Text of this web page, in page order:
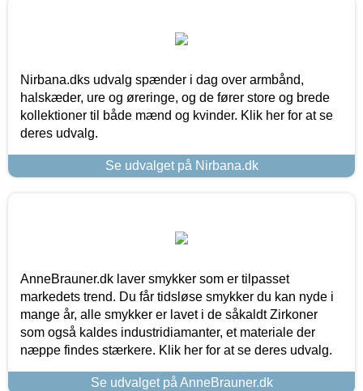
Nirbana.dks udvalg spænder i dag over armbånd,
halskæder, ure og øreringe, og de fører store og brede
kollektioner til både mænd og kvinder. Klik her for at se
deres udvalg.
Se udvalget på Nirbana.dk
AnneBrauner.dk laver smykker som er tilpasset
markedets trend. Du får tidsløse smykker du kan nyde i
mange år, alle smykker er lavet i de såkaldt Zirkoner
som også kaldes industridiamanter, et materiale der
næppe findes stærkere. Klik her for at se deres udvalg.
Se udvalget på AnneBrauner.dk